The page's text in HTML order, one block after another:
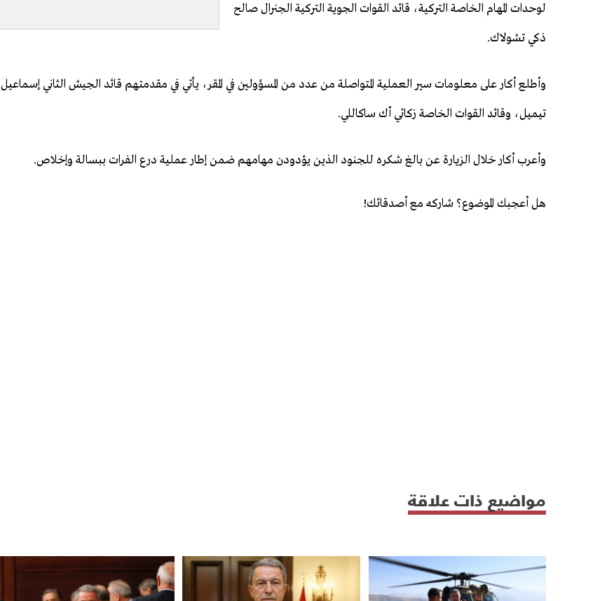
لوحدات المهام الخاصة التركية، قائد القوات الجوية التركية الجنرال صالح
ذكي تشولاك.
وأطلع أكار على معلومات سير العملية المتواصلة من عدد من المسؤولين في المقر، يأتي في مقدمتهم قائد الجيش الثاني إسماعيل
تيميل، وقائد القوات الخاصة زكائي أك ساكاللي.
وأعرب أكار خلال الزيارة عن بالغ شكره للجنود الذين يؤدودن مهامهم ضمن إطار عملية درع الفرات ببسالة وإخلاص.
هل أعجبك الموضوع؟ شاركه مع أصدقائك!
مواضيع ذات علاقة